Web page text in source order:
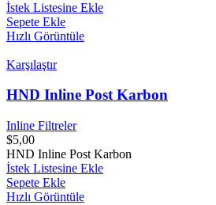
İstek Listesine Ekle
Sepete Ekle
Hızlı Görüntüle
Karşılaştır
HND Inline Post Karbon
Inline Filtreler
$5,00
HND Inline Post Karbon
İstek Listesine Ekle
Sepete Ekle
Hızlı Görüntüle